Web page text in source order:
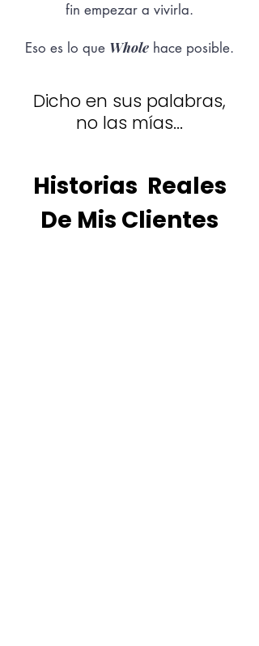
fin empezar a vivirla.
Eso es lo que Whole hace posible.
Dicho en sus palabras,
no las mías...
Historias Reales
De Mis Clientes